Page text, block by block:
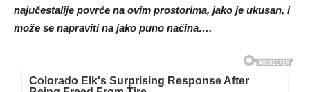
najučestalije povrće na ovim prostorima, jako je ukusan, i
može se napraviti na jako puno načina….